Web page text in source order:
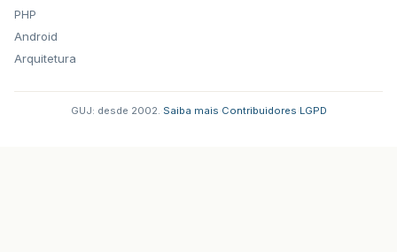
PHP
Android
Arquitetura
GUJ: desde 2002. Saiba mais Contribuidores LGPD